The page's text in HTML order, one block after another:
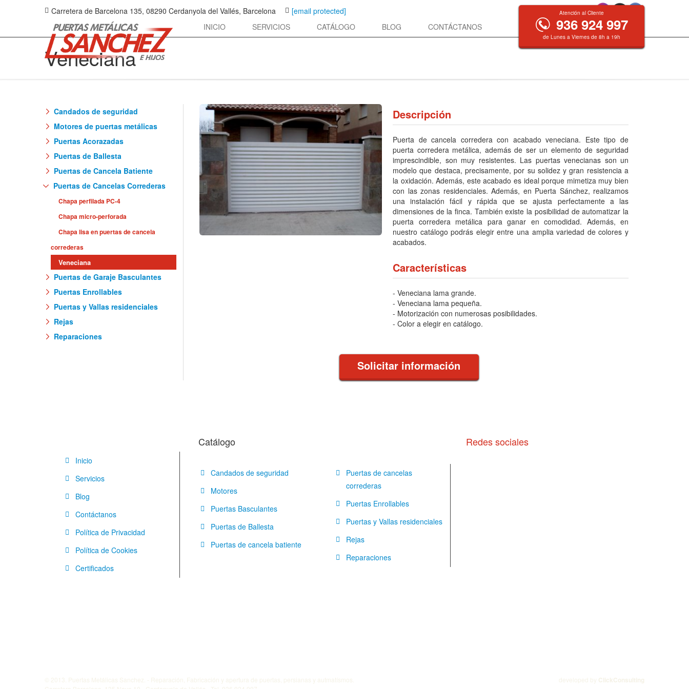
Carretera de Barcelona 135‎, 08290 Cerdanyola del Vallés, Barcelona
[email protected]
INICIO
SERVICIOS CATÁLOGO BLOG CONTÁCTANOS
Atención al Cliente
936 924 997
de Lunes a Viernes de 8h a 19h
Veneciana
Candados de seguridad
Motores de puertas metálicas
Puertas Acorazadas
Puertas de Ballesta
Puertas de Cancela Batiente
Puertas de Cancelas Correderas
Chapa perfilada PC-4
Chapa micro-perforada
Chapa lisa en puertas de cancela
correderas
Veneciana
Puertas de Garaje Basculantes
Puertas Enrollables
Puertas y Vallas residenciales
Rejas
Reparaciones
Descripción
Puerta de cancela corredera con acabado veneciana. Este tipo de
puerta corredera metálica, además de ser un elemento de seguridad
imprescindible, son muy resistentes. Las puertas venecianas son un
modelo que destaca, precisamente, por su solidez y gran resistencia a
la oxidación. Además, este acabado es ideal porque mimetiza muy bien
con las zonas residenciales. Además, en Puerta Sánchez, realizamos
una instalación fácil y rápida que se ajusta perfectamente a las
dimensiones de la finca. También existe la posibilidad de automatizar la
puerta corredera metálica para ganar en comodidad. Además, en
nuestro catálogo podrás elegir entre una amplia variedad de colores y
acabados.
Características
- Veneciana lama grande.
- Veneciana lama pequeña.
- Motorización con numerosas posibilidades.
- Color a elegir en catálogo.
Solicitar información
Inicio
Servicios
Blog
Contáctanos
Política de Privacidad
Política de Cookies
Certificados
Catálogo
Candados de seguridad
Motores
Puertas Basculantes
Puertas de Ballesta
Puertas de cancela batiente
Puertas de cancelas
correderas
Puertas Enrollables
Puertas y Vallas residenciales
Rejas
Reparaciones
Redes sociales
© 2013. Puertas Metálicas Sanchez. - Reparación, Fabricación y apertura de puertas, persianas y autmatísmos.
developed by ClickConsulting